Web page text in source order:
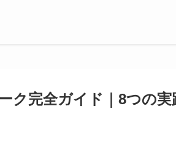
ク完全ガイド｜8つの実